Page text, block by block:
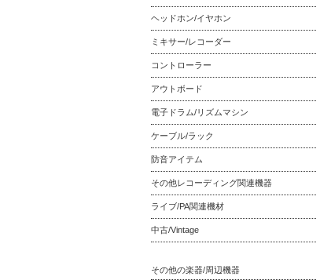
ヘッドホン/イヤホン
ミキサー/レコーダー
コントローラー
アウトボード
電子ドラム/リズムマシン
ケーブル/ラック
防音アイテム
その他レコーディング関連機器
ライブ/PA関連機材
中古/Vintage
その他の楽器/周辺機器